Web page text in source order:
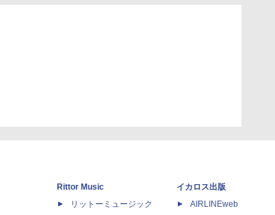
Rittor Music
リットーミュージック
イカロス出版
AIRLINEweb